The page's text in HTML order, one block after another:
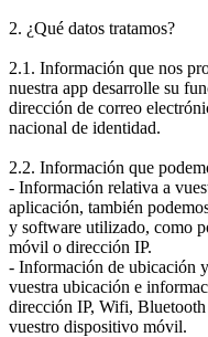
2. ¿Qué datos tratamos?
2.1. Información que nos
nuestra app desarrolle su
dirección de correo
nacional de identidad.
2.2. Información que
- Información relativa a
aplicación, también
y software utilizado, como
móvil o dirección IP.
- Información de ubicación
vuestra ubicación e
dirección IP, Wifi,
vuestro dispositivo móvil.